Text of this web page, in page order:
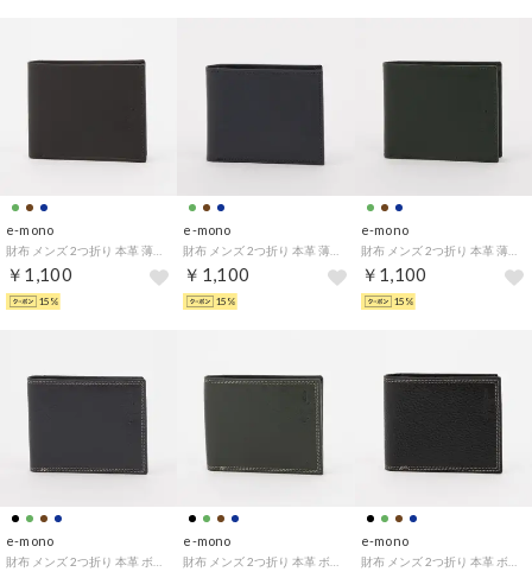
e-mono
￥1,100
15%
e-mono
￥1,100
15%
e-mono
財布 メンズ 2つ折り 本革 薄型 スムースレザー ベーシック （グリーン）
￥1,100
15%
e-mono e-mono e-mono